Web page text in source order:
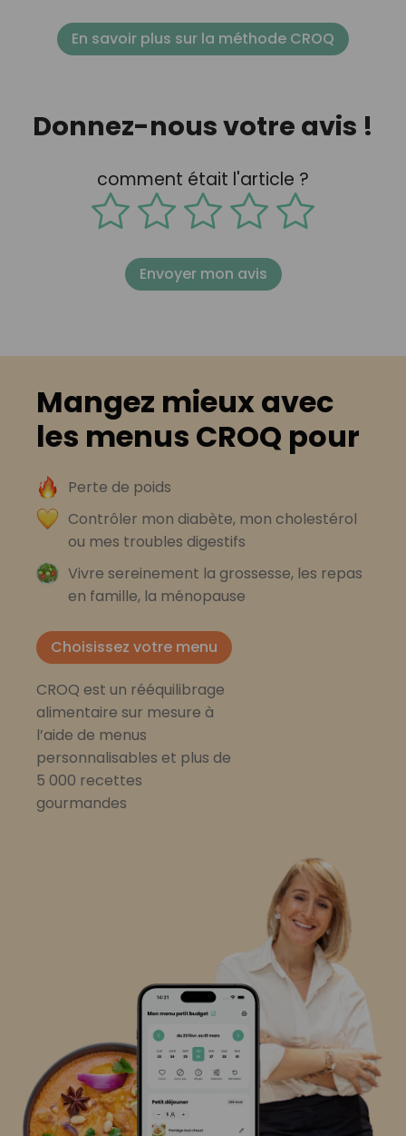
En savoir plus sur la méthode CROQ
Donnez-nous votre avis !
comment était l'article ?
Envoyer mon avis
Mangez mieux avec
les menus CROQ pour
Perte de poids
Contrôler mon diabète, mon cholestérol
ou mes troubles digestifs
Vivre sereinement la grossesse, les repas
en famille, la ménopause
Choisissez votre menu
CROQ est un rééquilibrage
alimentaire sur mesure à
l’aide de menus
personnalisables et plus de
5 000 recettes
gourmandes